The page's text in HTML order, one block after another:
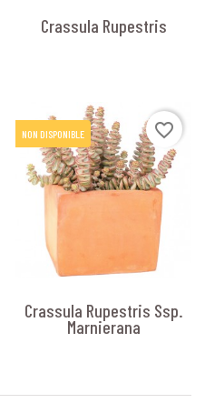
Crassula Rupestris
NON DISPONIBLE favorite_border
Crassula Rupestris Ssp.
Marnierana